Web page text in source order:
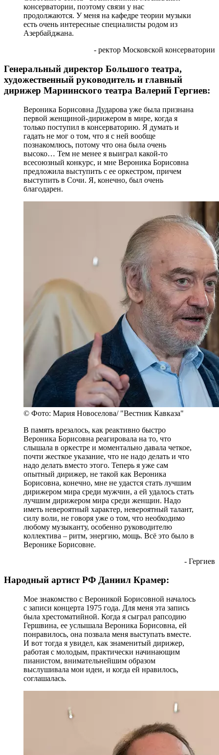
консерватории, поэтому связи у нас
продолжаются. У меня на кафедре теории музыки
есть очень интересные специалисты родом из
Азербайджана.
- ректор Московской консерватории
Генеральный директор Большого театра,
художественный руководитель и главный
дирижер Мариинского театра Валерий Гергиев:
Вероника Борисовна Дударова уже была признана
первой женщиной-дирижером в мире, когда я
только поступил в консерваторию. Я думать и
гадать не мог о том, что я с ней вообще
познакомлюсь, потому что она была очень
высоко… Тем не менее я выиграл какой-то
всесоюзный конкурс, и мне Вероника Борисовна
предложила выступить с ее оркестром, причем
выступить в Сочи. Я, конечно, был очень
благодарен.
© Фото: Мария Новоселова/ "Вестник Кавказа"
В память врезалось, как реактивно быстро
Вероника Борисовна реагировала на то, что
слышала в оркестре и моментально давала четкое,
почти жесткое указание, что не надо делать и что
надо делать вместо этого. Теперь я уже сам
опытный дирижер, не такой как Вероника
Борисовна, конечно, мне не удастся стать лучшим
дирижером мира среди мужчин, а ей удалось стать
лучшим дирижером мира среди женщин. Надо
иметь невероятный характер, невероятный талант,
силу воли, не говоря уже о том, что необходимо
любому музыканту, особенно руководителю
коллектива – ритм, энергию, мощь. Всё это было в
Веронике Борисовне.
- Гергиев
Народный артист РФ Даниил Крамер:
Мое знакомство с Вероникой Борисовной началось
с записи концерта 1975 года. Для меня эта запись
была хрестоматийной. Когда я сыграл рапсодию
Гершвина, ее услышала Вероника Борисовна, ей
понравилось, она позвала меня выступать вместе.
И вот тогда я увидел, как знаменитый дирижер,
работая с молодым, практически начинающим
пианистом, внимательнейшим образом
выслушивала мои идеи, и когда ей нравилось,
соглашалась.